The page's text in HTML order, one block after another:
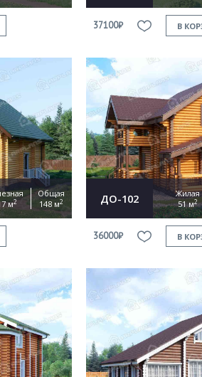
37100₽ В
м2
Общая
148 м2 ДО-102
Жилая
51 м2
36000₽ В
This site